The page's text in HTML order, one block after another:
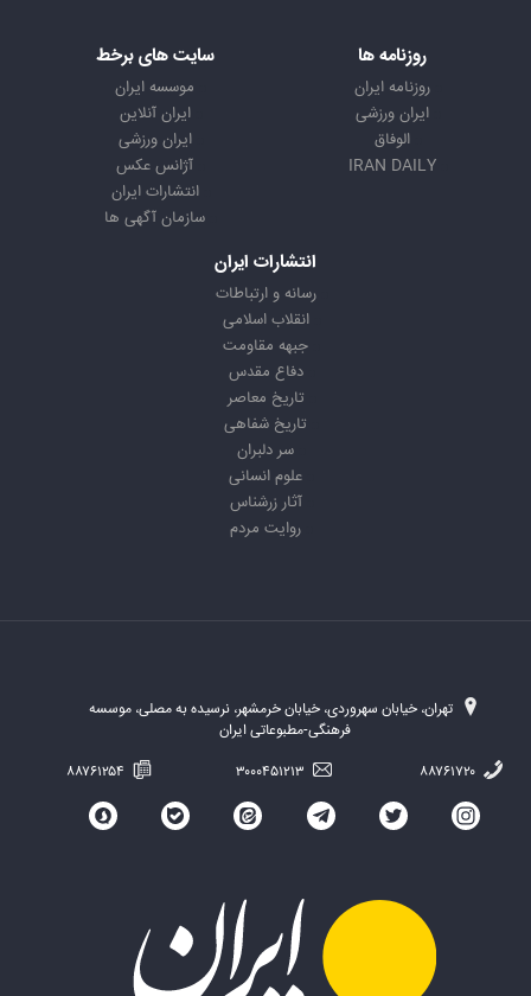
روزنامه ها
روزنامه ایران
ایران ورزشی
الوفاق
IRAN DAILY
سایت های برخط
موسسه ایران
ایران آنلاین
ایران ورزشی
آژانس عکس
انتشارات ایران
سازمان آگهی ها
انتشارات ایران
رسانه و ارتباطات
انقلاب اسلامی
جبهه مقاومت
دفاع مقدس
تاریخ معاصر
تاریخ شفاهی
سر دلبران
علوم انسانی
آثار زرشناس
روایت مردم
تهران، خیابان سهروردی، خیابان خرمشهر، نرسیده به مصلی، موسسه
فرهنگی-مطبوعاتی ایران